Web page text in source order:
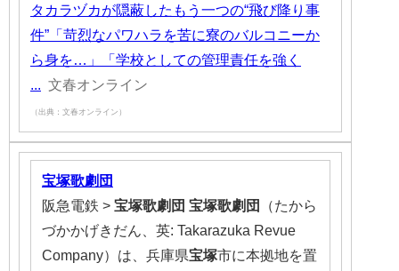
タカラヅカが隠蔽したもう一つの“飛び降り事
件”「苛烈なパワハラを苦に寮のバルコニーか
ら身を…」「学校としての管理責任を強く
文春オンライン
（出典：文春オンライン）
宝塚歌劇団
阪急電鉄 > 宝塚歌劇団 宝塚歌劇団
（たから
づかかげきだん、英: Takarazuka Revue
Company）は、兵庫県宝塚市に本拠地を置